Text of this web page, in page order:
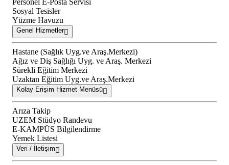
Personel E-Posta Servisi
Sosyal Tesisler
Yüzme Havuzu
Genel Hizmetler
Hastane (Sağlık Uyg.ve Araş.Merkezi)
Ağız ve Diş Sağlığı Uyg. ve Araş. Merkezi
Sürekli Eğitim Merkezi
Uzaktan Eğitim Uyg.ve Araş.Merkezi
Kolay Erişim Hizmet Menüsü
Arıza Takip
UZEM Stüdyo Randevu
E-KAMPÜS Bilgilendirme
Yemek Listesi
Veri / İletişim